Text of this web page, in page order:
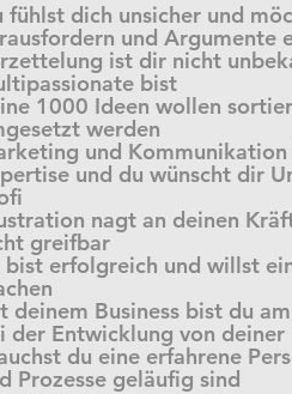
fühlst dich unsicher und
und Argumente
ist dir nicht
bist
1000 Ideen wollen
werden
und
und du wünscht dir
nagt an deinen
greifbar
bist erfolgreich und willst
deinem Business bist du
der Entwicklung von
du eine erfahrene
Prozesse geläufig sind